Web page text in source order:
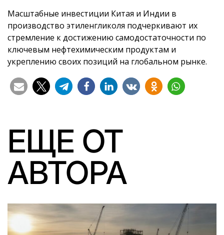
Масштабные инвестиции Китая и Индии в
производство этиленгликоля подчеркивают их
стремление к достижению самодостаточности по
ключевым нефтехимическим продуктам и
укреплению своих позиций на глобальном рынке.
ЕЩЕ ОТ
АВТОРА